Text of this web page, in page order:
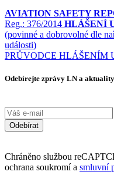
AVIATION SAFETY
Reg.: 376/2014 HLÁŠENÍ
(povinné a dobrovolné dle
události)
PRŮVODCE HLÁŠENÍM
Odebírejte zprávy LN a
Odebírat
Chráněno službou
ochrana soukromí a smluvní